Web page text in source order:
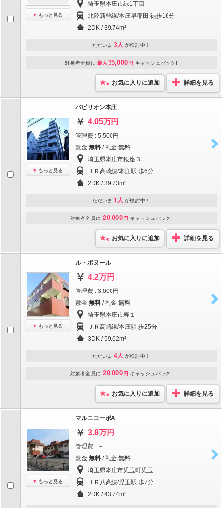
もっと見る
埼玉県本庄市緑1丁目
北陸新幹線/本庄早稲田 徒歩16分
2DK / 39.74m²
ただいま 3人 が検討中！
対象者全員に 最大35,000 円 キャッシュバック!
お気に入りに追加 詳細を見る
もっと見る
パビリオン本庄
4.05万円
管理費 : 5,500円
敷金 無料 / 礼金 無料
埼玉県本庄市銀座３
ＪＲ高崎線/本庄駅 歩6分
2DK / 39.73m²
ただいま 1人 が検討中！
対象者全員に 20,000 円 キャッシュバック!
お気に入りに追加 詳細を見る
もっと見る
ル・ボヌール
4.2万円
管理費 : 3,000円
敷金 無料 / 礼金 無料
埼玉県本庄市寿１
ＪＲ高崎線/本庄駅 歩25分
3DK / 59.62m²
ただいま 4人 が検討中！
対象者全員に 20,000 円 キャッシュバック!
お気に入りに追加 詳細を見る
もっと見る
マルニコーポA
3.8万円
管理費 : －
敷金 無料 / 礼金 無料
埼玉県本庄市児玉町児玉
ＪＲ八高線/児玉駅 歩7分
2DK / 43.74m²